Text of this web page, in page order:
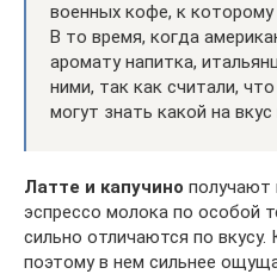
военных кофе, к
В то время, когда
аромату напитка,
ними, так как считали,
могут знать какой на
Латте и капучино получают
эспрессо молока по особой
сильно отличаются по вкусу.
поэтому в нем сильнее